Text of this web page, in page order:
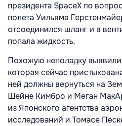
президента SpaceX по
полета Уильяма
отсоединился шланг и в
попала жидкость.
Похожую неполадку
которая сейчас
ней должны вернуться на
Шейне Кимбро и Меган
из Японского агентства
исследований и Томасе